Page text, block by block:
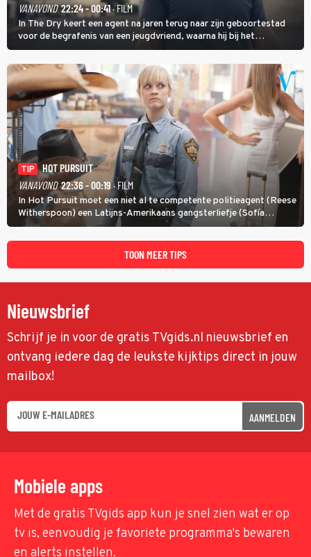
VANAVOND 22:24 - 00:41· FILM
In The Dry keert een agent na jaren terug naar zijn geboortestad
voor de begrafenis van een jeugdvriend, waarna hij bij het
onderzoeken van diens dood een verband begint te vermoeden
met een oude zaak.
TIP
HOT PURSUIT
VANAVOND 22:36 - 00:19· FILM
In Hot Pursuit moet een niet al te competente politieagent (Reese
Witherspoon) een Latijns-Amerikaans gangsterliefje (Sofía
Vergara) beschermen tegen corrupte agenten en moordlustige
maffiatypes.
TOON MEER TIPS
Nieuwsbrief
Schrijf je in voor de gratis TVgids.nl nieuwsbrief en
ontvang iedere dag de leukste kijktips direct in jouw
mailbox!
AANMELDEN
Mobiele apps
Met de gratis TVgids app kun je snel zien wat er op
tv is, eenvoudig je favoriete programma's bewaren
en alerts instellen.